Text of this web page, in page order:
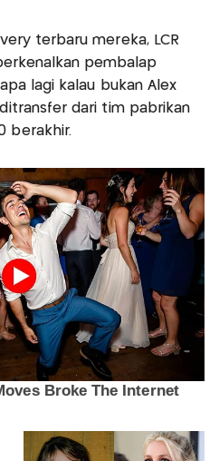
terbaru mereka, LCR
pembalap
lagi kalau bukan Alex
dari tim pabrikan
berakhir.